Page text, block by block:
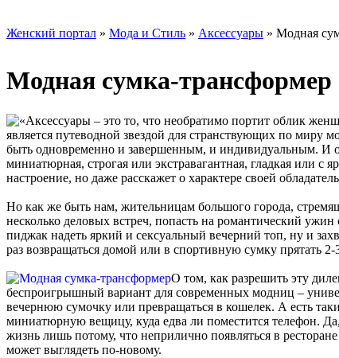
Женский портал » Мода и Стиль » Аксессуары » Модная
Модная сумка-трансформер
«Аксессуары – это то, что необратимо портит облик
является путеводной звездой для странствующих по
быть одновременно и завершенным, и индивидуальным. И
миниатюрная, строгая или экстравагантная, гладкая или с
настроение, но даже расскажет о характере своей
Но как же быть нам, жительницам большого города,
несколько деловых встреч, попасть на романтический
пиджак надеть яркий и сексуальный вечерний топ, ну и
раз возвращаться домой или в спортивную сумку прятать
О том, как разрешить эту
беспроигрышный вариант для современных модниц –
вечернюю сумочку или превращаться в кошелек. А есть
миниатюрную вещицу, куда едва ли поместится телефон.
жизнь лишь потому, что неприлично появляться в
может выглядеть по-новому.